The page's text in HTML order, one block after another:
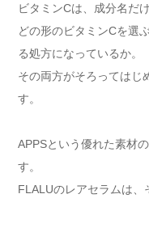
ビタミンCは、成分名だ
どの形のビタミンCを選
る処方になっているか。
その両方がそろってはじ
す。
APPSという優れた素材
す。
FLALUのレアセラムは、